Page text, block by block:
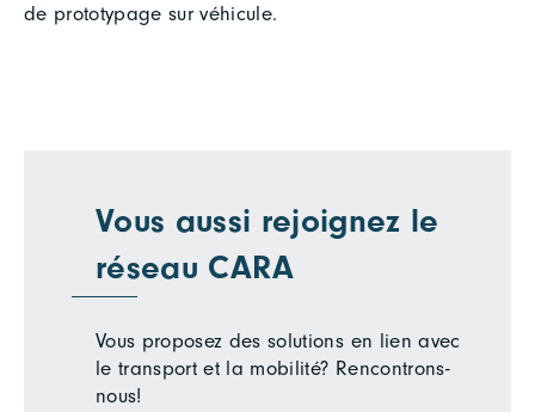
de prototypage sur véhicule.
Vous aussi rejoignez le
réseau CARA
Vous proposez des solutions en lien avec
le transport et la mobilité? Rencontrons-
nous!